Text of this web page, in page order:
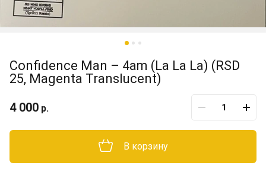
Confidence Man – 4am (La La La) (RSD
25, Magenta Translucent)
4 000 р.
В корзину